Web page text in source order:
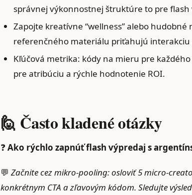
správnej výkonnostnej štruktúre to pre
Zapojte kreatívne “wellness” alebo
referenčného materiálu priťahujú interakciu
Kľúčová metrika: kódy na mieru pre
pre atribúciu a rýchle hodnotenie ROI.
🙋 Často kladené otázky
❓Ako rýchlo zapnúť flash výpredaj s
💬 Začnite cez mikro‑pooling: osloviť 5
konkrétnym CTA a zľavovým kódom. Sledujte